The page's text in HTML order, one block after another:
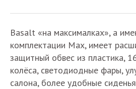
Basalt «на максималках», а
комплектации Max, имеет
защитный обвес из пластика,
колёса, светодиодные фары,
салона, более удобные